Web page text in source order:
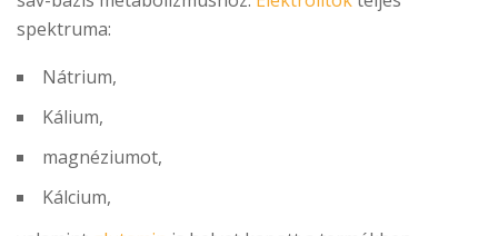
spektruma:
Nátrium,
Kálium,
magnéziumot,
Kálcium,